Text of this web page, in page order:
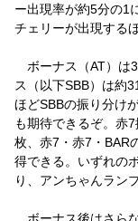
ー出現率が約5分の1
チェリーが出現する
ボーナス（AT）は
ス（以下SBB）は約
ほどSBBの振り分け
も期待できるぞ。赤
枚、赤7・赤7・BAR
得できる。いずれの
り、アンちゃんラン
ボーナス後はさら